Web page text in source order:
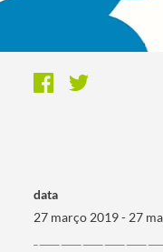
data
27 março 2019 - 27